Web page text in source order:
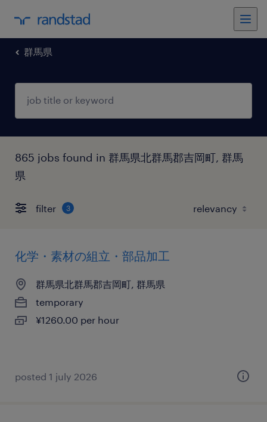
群馬県
865 jobs found in 群馬県北群馬郡吉岡町, 群馬
県
filter 3
化学・素材の組立・部品加工
群馬県北群馬郡吉岡町, 群馬県
temporary
¥1260.00 per hour
posted 1 july 2026